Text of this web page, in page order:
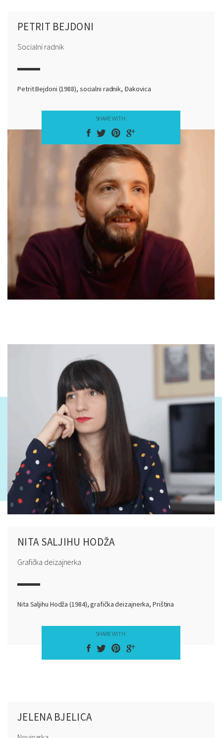
PETRIT BEJDONI
Socialni radnik
Petrit Bejdoni (1988), socialni radnik, Đakovica
SHARE WITH:
NITA SALJIHU HODŽA
Grafička deizajnerka
Nita Saljihu Hodža (1984), grafička deizajnerka, Priština
SHARE WITH:
JELENA BJELICA